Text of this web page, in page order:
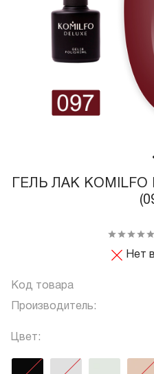
ГЕЛЬ ЛАК KOMILFO
Нет
Код товара
Производитель:
Цвет: